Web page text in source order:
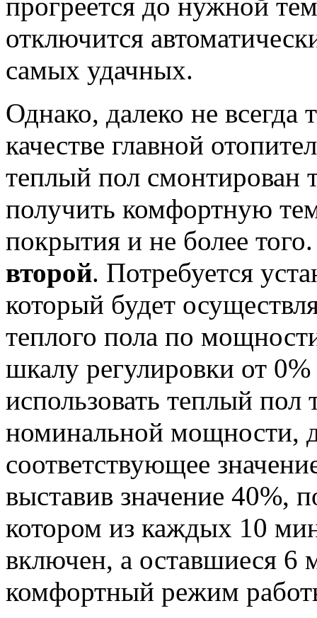
отключится
самых удачных.
Однако, далеко не всегда
качестве главной
теплый пол смонтирован
получить комфортную
покрытия и не более
второй. Потребуется
который будет
теплого пола по
шкалу регулировки от
использовать теплый пол
номинальной мощности,
соответствующее
выставив значение 40%,
котором из каждых 10
включен, а оставшиеся 6
комфортный режим